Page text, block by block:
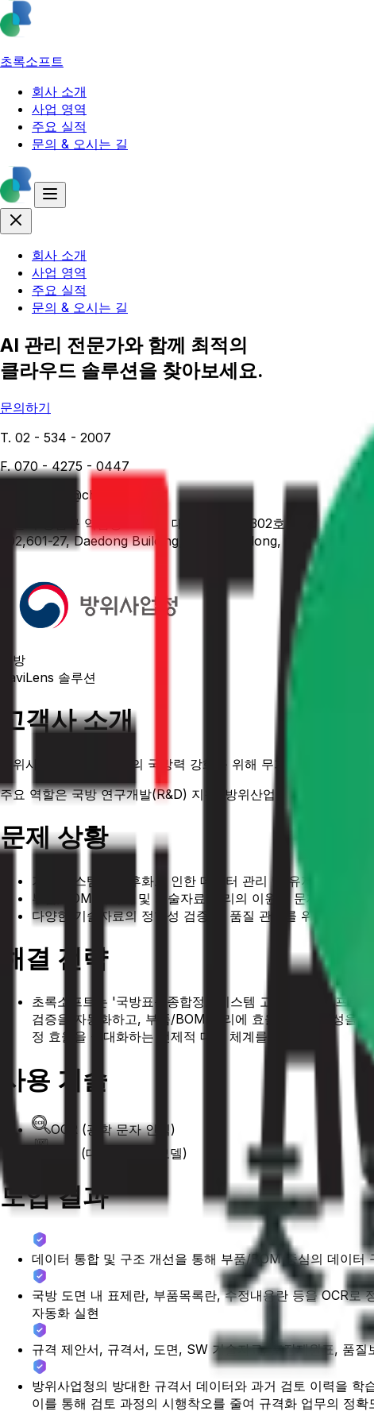
초록소프트
회사 소개
사업 영역
주요 실적
문의 & 오시는 길
회사 소개
사업 영역
주요 실적
문의 & 오시는 길
AI 관리 전문가와 함께 최적의
클라우드 솔루션을 찾아보세요.
문의하기
T. 02 - 534 - 2007
F. 070 - 4275 - 0447
M. chorock@chorock.co.kr
서울시 강남구 역삼동 601-27 대동빌딩 3층 302호
302,601-27, Daedong Building, Yeoksam-dong, Gangnam-gu,
국방
CaviLens 솔루션
고객사 소개
방위사업청은 대한민국의 국방력 강화를 위해 무기체계 개발, 획
주요 역할은 국방 연구개발(R&D) 지원, 방위산업 육성, 무기 수
문제 상황
기존 시스템의 노후화로 인한 데이터 관리 및 유지보수의
부품/BOM 데이터 및 기술자료 관리의 이원화 문제로 자료
다양한 기술자료의 정합성 검증 및 품질 관리를 위한 최신
해결 전략
초록소프트는 '국방표준종합정보시스템 고도화 사업' 프로
검증을 자동화하고, 부품/BOM 관리에 효율성과 안정성을
정 효율을 극대화하는 선제적 대응 체계를 마련.
사용 기술
OCR (광학 문자 인식)
LLM (대규모 언어 모델)
도입 결과
데이터 통합 및 구조 개선을 통해 부품/BOM 중심의 데이
국방 도면 내 표제란, 부품목록란, 수정내용란 등을 OCR로
자동화 실현
규격 제안서, 규격서, 도면, SW 기술자료, 포장제원표, 품
방위사업청의 방대한 규격서 데이터와 과거 검토 이력을
이를 통해 검토 과정의 시행착오를 줄여 규격화 업무의 정